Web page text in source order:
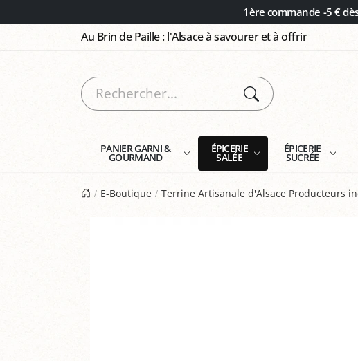
1ère commande -5 €
Au Brin de Paille : l'Alsace à savourer et à offrir
PANIER GARNI &
GOURMAND
ÉPICERIE
SALÉE
ÉPICERIE
SUCRÉE
E-Boutique Terrine Artisanale d'Alsace Producteurs